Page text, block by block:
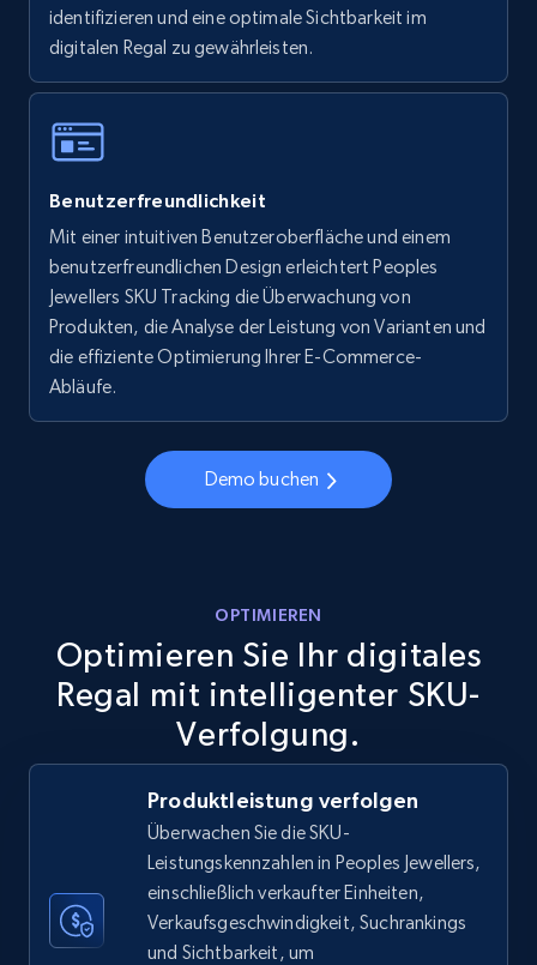
5.6K+ 874+ Jetzt anfangen
Walmart - products - Collects products by
URL, Final price, Sku, Currency, Gtin,
Specifications, Image urls, Top reviews, and
more.
5.6K+ 874+ Jetzt anfangen
Walmart - products - Discover products by
using sku numbers
URL, Final price, Sku, Currency, Gtin,
URL, Title, Available, Description, Currency, Initial
price, Final price, Discount percent, and more.
667+ Jetzt anfangen
identifizieren und eine optimale Sichtbarkeit im
digitalen Regal zu gewährleisten.
Benutzerfreundlichkeit
Mit einer intuitiven Benutzeroberfläche und einem
benutzerfreundlichen Design erleichtert Peoples
Jewellers SKU Tracking die Überwachung von
Produkten, die Analyse der Leistung von Varianten und
die effiziente Optimierung Ihrer E-Commerce-
Abläufe.
Demo buchen
OPTIMIEREN
Optimieren Sie Ihr digitales
Regal mit intelligenter SKU-
Verfolgung.
Produktleistung verfolgen
Überwachen Sie die SKU-
Leistungskennzahlen in Peoples Jewellers,
einschließlich verkaufter Einheiten,
Verkaufsgeschwindigkeit, Suchrankings
und Sichtbarkeit, um